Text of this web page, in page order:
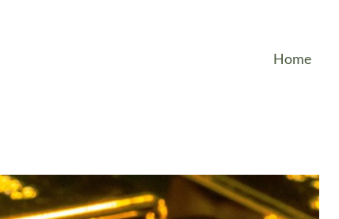
Home